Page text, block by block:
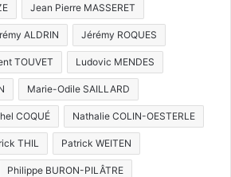
Jean Pierre MASSERET
ALDRIN Jérémy ROQUES
TOUVET Ludovic MENDES
Marie-Odile SAILLARD
COQUÉ Nathalie COLIN-OESTERLE
THIL Patrick WEITEN
Philippe BURON-PILÂTRE